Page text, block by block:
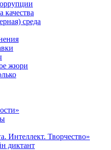
качества
среда
жюри
Интеллект. Творчество»
диктант